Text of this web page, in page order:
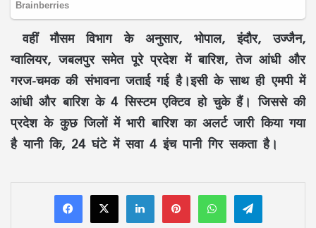
वहीं मौसम विभाग के अनुसार, भोपाल, इंदौर, उज्जैन,
ग्वालियर, जबलपुर समेत पूरे प्रदेश में बारिश, तेज आंधी और
गरज-चमक की संभावना जताई गई है।इसी के साथ ही एमपी में
आंधी और बारिश के 4 सिस्टम एक्टिव हो चुके हैं। जिससे की
प्रदेश के कुछ जिलों में भारी बारिश का अलर्ट जारी किया गया
है यानी कि, 24 घंटे में सवा 4 इंच पानी गिर सकता है।
LinkedInPinterestWhatsAppTelegram